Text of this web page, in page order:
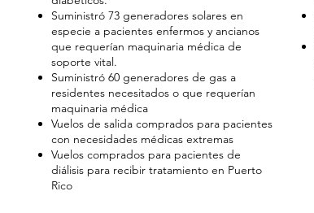
Suministró 73 generadores solares en
especie a pacientes enfermos y ancianos
que requerían maquinaria médica de
soporte vital.
Suministró 60 generadores de gas a
residentes necesitados o que requerían
maquinaria médica
Vuelos de salida comprados para pacientes
con necesidades médicas extremas
Vuelos comprados para pacientes de
diálisis para recibir tratamiento en Puerto
Rico